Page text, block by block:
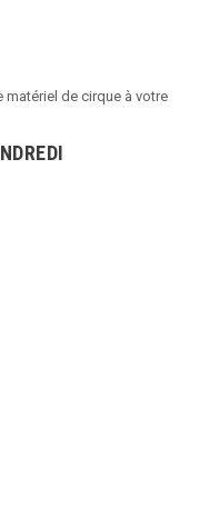
matériel de cirque à votre